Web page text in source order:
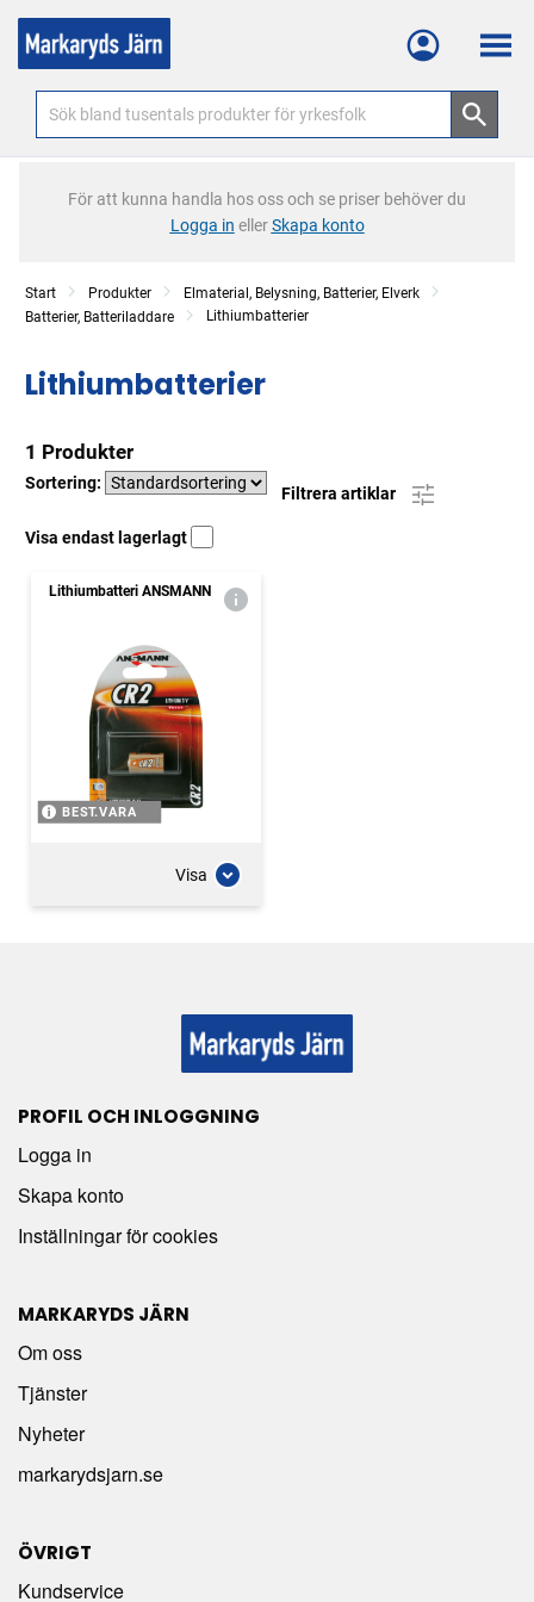
Meny
För att kunna handla hos oss och se priser behöver du
Logga in ellerSkapa konto
Start Produkter
Elmaterial, Belysning, Batterier, Elverk
Batterier, Batteriladdare
Lithiumbatterier
Lithiumbatterier
1 Produkter
Sortering:
Filtrera artiklar
Visa endast lagerlagt
Lithiumbatteri ANSMANN
BEST.VARA
Visa
PROFIL OCH INLOGGNING
Logga in
Skapa konto
Inställningar för cookies
MARKARYDS JÄRN
Om oss
Tjänster
Nyheter
markarydsjarn.se
ÖVRIGT
Kundservice